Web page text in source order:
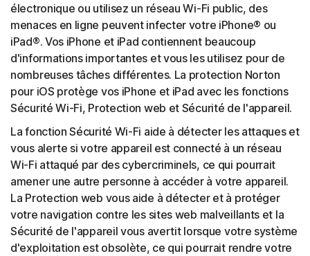
électronique ou utilisez un réseau Wi-Fi public, des
menaces en ligne peuvent infecter votre iPhone® ou
iPad®. Vos iPhone et iPad contiennent beaucoup
d'informations importantes et vous les utilisez pour de
nombreuses tâches différentes. La protection Norton
pour iOS protège vos iPhone et iPad avec les fonctions
Sécurité Wi-Fi, Protection web et Sécurité de l'appareil.
La fonction Sécurité Wi-Fi aide à détecter les attaques et
vous alerte si votre appareil est connecté à un réseau
Wi-Fi attaqué par des cybercriminels, ce qui pourrait
amener une autre personne à accéder à votre appareil.
La Protection web vous aide à détecter et à protéger
votre navigation contre les sites web malveillants et la
Sécurité de l'appareil vous avertit lorsque votre système
d'exploitation est obsolète, ce qui pourrait rendre votre